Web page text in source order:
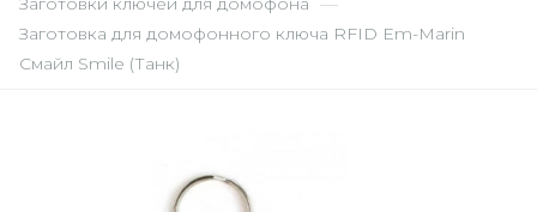
Заготовка для домофонного ключа RFID Em-Marin
Смайл Smile (Танк)